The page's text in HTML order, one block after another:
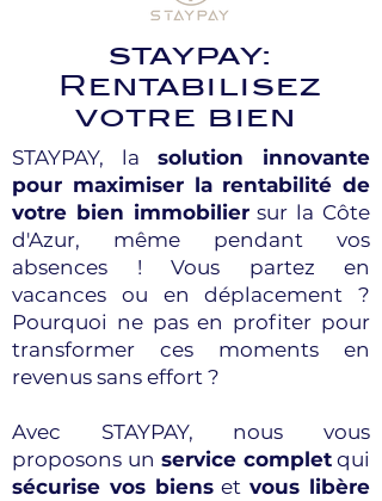
staypay:
Rentabilisez
votre bien
STAYPAY, la solution innovante
pour maximiser la rentabilité de
votre bien immobiliersur la Côte
d'Azur, même pendant vos
absences ! Vous partez en
vacances ou en déplacement ?
Pourquoi ne pas en profiter pour
transformer ces moments en
revenus sans effort ?
Avec STAYPAY, nous vous
proposons un service completqui
sécurise vos biensetvous libère